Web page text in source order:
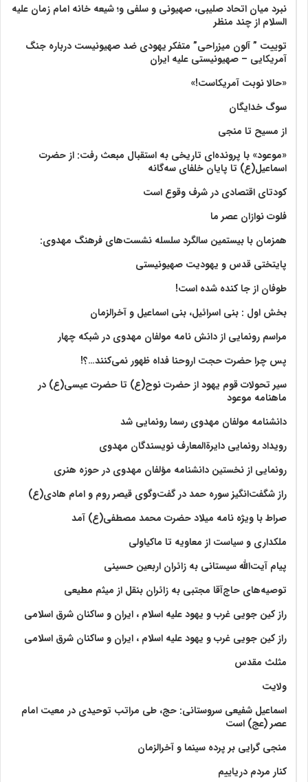
نبرد میان اتحاد صلیبی، صهیونی و سلفی و؛ شیعه خانه امام زمان علیه
السلام از چند منظر
توییت ” آلون میزراحی” متفکر یهودی ضد صهیونیست درباره جنگ
آمریکایی – صهیونیستی علیه ایران
«حالا نوبت آمریکاست!»
سوگ خدایگان
از مسیح تا منجی
«موعود» با پرونده‌ای تاریخی به استقبال مبعث رفت: از حضرت
اسماعیل(ع) تا پایان خلفای سه‌گانه
کودتای اقتصادی در شرف وقوع است
فلوت نوازان عصر ما
همزمان با بیستمین سالگرد سلسله نشست‌های فرهنگ مهدوی:‌
پایتختی قدس و یهودیت صهیونیستی
طوفان از جا کنده شده است!
بخش اول : بنی اسرائیل، بنی اسماعیل و آخرالزمان
مراسم رونمایی از دانش نامه مولفان مهدوی در شبکه چهار
پس چرا حضرت حجت اروحنا فداه ظهور نمی‌کنند…؟!
سیر تحولات قوم یهود از حضرت نوح(ع) تا حضرت عیسی(ع) در
ماهنامه موعود
دانشنامه مولفان مهدوی رسما رونمایی شد
رویداد رونمایی دایرةالمعارف نویسندگان مهدوی
رونمایی از نخستین دانشنامه مؤلفان مهدوی در حوزه هنری
راز شگفت‌انگیز سوره حمد در گفت‌وگوی قیصر روم و امام هادی(ع)
صراط با ویژه نامه میلاد حضرت محمد مصطفی(ع) آمد
ملکداری و سیاست از معاویه تا ماکیاولی
پیام آیت‌الله سیستانی به زائران اربعین حسینی
توصیه‌های حاج‌آقا مجتبی به زائران بنقل از میثم مطیعی
راز کین جویی غرب و یهود علیه اسلام ، ایران و ساکنان شرق اسلامی
راز کین جویی غرب و یهود علیه اسلام ، ایران و ساکنان شرق اسلامی
مثلث مقدس
ولايت‏
اسماعیل شفیعی سروستانی: حج، طی مراتب توحیدی در معیت امام
عصر (عج) است
منجی گرایی بر پرده سینما و آخرالزمان
کنار مردم دریاییم